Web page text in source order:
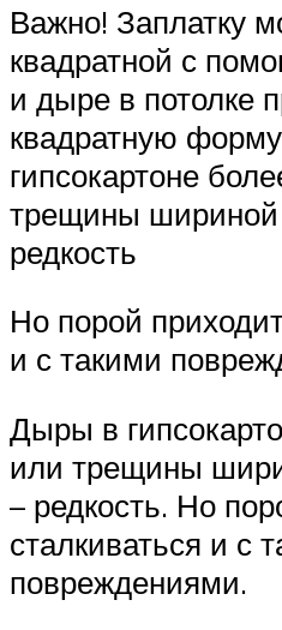
Важно! Заплатку
квадратной с
и дыре в потолке
квадратную
гипсокартоне
трещины шириной
редкость
Но порой
и с такими
Дыры в
или трещины
– редкость. Но
сталкиваться и с
повреждениями.